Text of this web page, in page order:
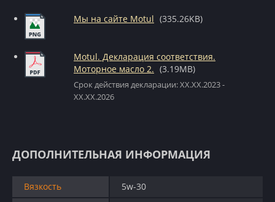
Мы на сайте Motul (335.26KB)
Motul. Декларация соответствия.
Моторное масло 2. (3.19MB)
Срок действия декларации: XX.XX.2023 -
XX.XX.2026
ДОПОЛНИТЕЛЬНАЯ ИНФОРМАЦИЯ
Вязкость
5w-30